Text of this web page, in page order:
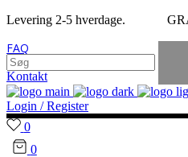
Levering 2-5 hverdage.
FAQ
Kontakt
Søg
efter:
Login / Register
0
0